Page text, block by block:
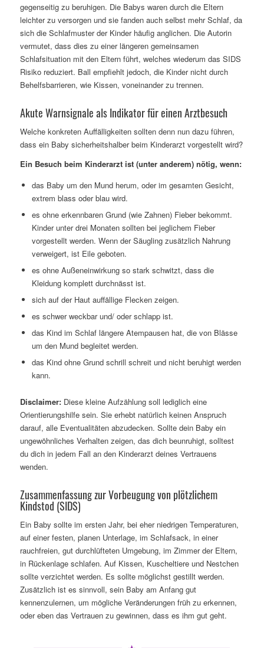
gegenseitig zu beruhigen. Die Babys waren durch die Eltern
leichter zu versorgen und sie fanden auch selbst mehr Schlaf, da
sich die Schlafmuster der Kinder häufig anglichen. Die Autorin
vermutet, dass dies zu einer längeren gemeinsamen
Schlafsituation mit den Eltern führt, welches wiederum das SIDS
Risiko reduziert. Ball empfiehlt jedoch, die Kinder nicht durch
Behelfsbarrieren, wie Kissen, voneinander zu trennen.
Akute Warnsignale als Indikator für einen Arztbesuch
Welche konkreten Auffälligkeiten sollten denn nun dazu führen,
dass ein Baby sicherheitshalber beim Kinderarzt vorgestellt wird?
Ein Besuch beim Kinderarzt ist (unter anderem) nötig, wenn:
das Baby um den Mund herum, oder im gesamten Gesicht,
extrem blass oder blau wird.
es ohne erkennbaren Grund (wie Zahnen) Fieber bekommt.
Kinder unter drei Monaten sollten bei jeglichem Fieber
vorgestellt werden. Wenn der Säugling zusätzlich Nahrung
verweigert, ist Eile geboten.
es ohne Außeneinwirkung so stark schwitzt, dass die
Kleidung komplett durchnässt ist.
sich auf der Haut auffällige Flecken zeigen.
es schwer weckbar und/ oder schlapp ist.
das Kind im Schlaf längere Atempausen hat, die von Blässe
um den Mund begleitet werden.
das Kind ohne Grund schrill schreit und nicht beruhigt werden
kann.
Disclaimer:Diese kleine Aufzählung soll lediglich eine
Orientierungshilfe sein. Sie erhebt natürlich keinen Anspruch
darauf, alle Eventualitäten abzudecken. Sollte dein Baby ein
ungewöhnliches Verhalten zeigen, das dich beunruhigt, solltest
du dich in jedem Fall an den Kinderarzt deines Vertrauens
wenden.
Zusammenfassung zur Vorbeugung von plötzlichem
Kindstod (SIDS)
Ein Baby sollte im ersten Jahr, bei eher niedrigen Temperaturen,
auf einer festen, planen Unterlage, im Schlafsack, in einer
rauchfreien, gut durchlüfteten Umgebung, im Zimmer der Eltern,
in Rückenlage schlafen. Auf Kissen, Kuscheltiere und Nestchen
sollte verzichtet werden. Es sollte möglichst gestillt werden.
Zusätzlich ist es sinnvoll, sein Baby am Anfang gut
kennenzulernen, um mögliche Veränderungen früh zu erkennen,
oder eben das Vertrauen zu gewinnen, dass es ihm gut geht.